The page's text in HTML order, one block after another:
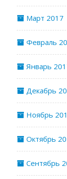
Март 2017
Февраль
Январь
Декабрь
Ноябрь
Октябрь
Сентябрь